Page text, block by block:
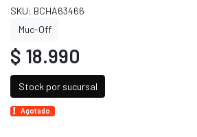
SKU: BCHA63466
Muc-Off
$ 18.990
Stock por sucursal
Agotado.